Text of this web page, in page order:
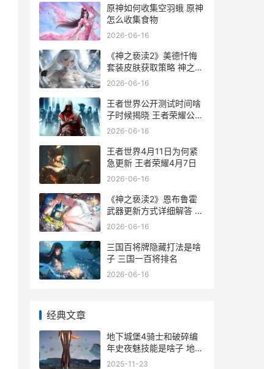
原神如何收集空羽蛾 原神
怎么收集食物
2026-06-16
《神之亵渎2》美德忏悔
套装皮肤获取策略 神之亵
渎2空中冲刺怎么获得
2026-06-16
王者世界公开测试时间啥
子时候揭晓 王者荣耀公测
叫什么名字
2026-06-16
王者世界4月11日为何紧
急更新 王者荣耀4月7日
2026-06-16
《神之亵渎2》恩布鲁霍
武器更新方式详细解答 神
之亵渎2孽刃怎么获取
2026-06-16
三国百将牌隐藏打法是啥
子 三国一百将排名
2026-06-16
经典文章
地下城堡4骑士和破碎编
年史夜魅技能是啥子 地下
城堡4骑士与破碎编年史
2025-11-23